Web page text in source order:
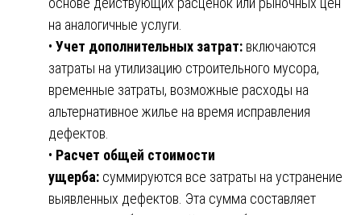
на аналогичные услуги.
• Учет дополнительных затрат: включаются
затраты на утилизацию строительного мусора,
временные затраты, возможные расходы на
альтернативное жилье на время исправления
дефектов.
• Расчет общей стоимости
ущерба: суммируются все затраты на устранение
выявленных дефектов. Эта сумма составляет